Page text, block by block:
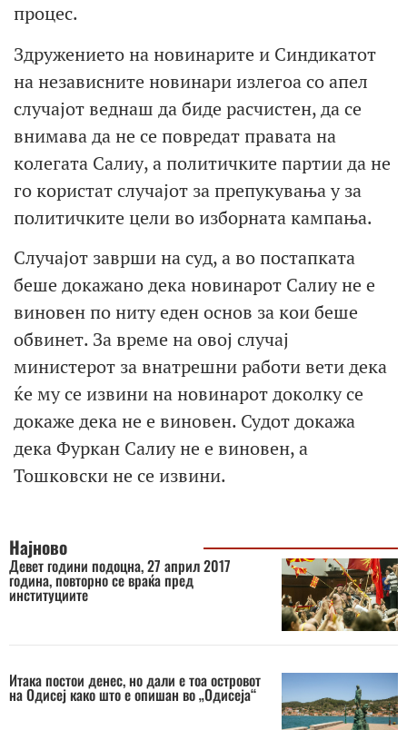
процес.
Здружението на новинарите и Синдикатот
на независните новинари излегоа со апел
случајот веднаш да биде расчистен, да се
внимава да не се повредат правата на
колегата Салиу, а политичките партии да не
го користат случајот за препукувања у за
политичките цели во изборната кампања.
Случајот заврши на суд, а во постапката
беше докажано дека новинарот Салиу не е
виновен по ниту еден основ за кои беше
обвинет. За време на овој случај
министерот за внатрешни работи вети дека
ќе му се извини на новинарот доколку се
докаже дека не е виновен. Судот докажа
дека Фуркан Салиу не е виновен, а
Тошковски не се извини.
Најново
Девет години подоцна, 27 април 2017
година, повторно се враќа пред
институциите
Итака постои денес, но дали е тоа островот
на Одисеј како што е опишан во „Одисеја“